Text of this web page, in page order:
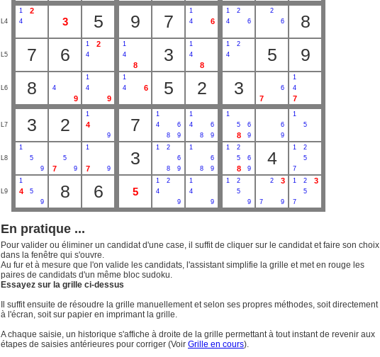
L4
1 2
4 3 5 9 7
1
4
6
1
2
4
6
2
6
8
L5 7 6
1 2
4
1
4
8
3
1
4
8
1
2
4
5 9
L6 8 4
9
1
4
9
1
4
6 5 2 3 6
7
1
4
7
L7 3 2
1
4
9
7
1
4
6
8
9
1
4
6
8
9
1
5
6
8 9
6
9
1
5
L8
1
5
9
5
7 9
1
7 9
3
1
2
6
8
9
1
6
8
9
1
2
5
6
8 9
4
1
2
5
7
L9
1
4
5
9
8 6 5
1
2
4
9
1
4
9
1
2
5
9
2 3
7 9
1 2 3
5
7
En pratique ...
Pour valider ou éliminer un candidat d'une case, il suffit de cliquer sur le candidat et faire son choix
dans la fenêtre qui s'ouvre.
Au fur et à mesure que l'on valide les candidats, l'assistant simplifie la grille et met en rouge les
paires de candidats d'un même bloc sudoku.
Essayez sur la grille ci-dessus
Il suffit ensuite de résoudre la grille manuellement et selon ses propres méthodes, soit directement
à l'écran, soit sur papier en imprimant la grille.
A chaque saisie, un historique s'affiche à droite de la grille permettant à tout instant de revenir aux
étapes de saisies antérieures pour corriger (Voir Grille en cours).